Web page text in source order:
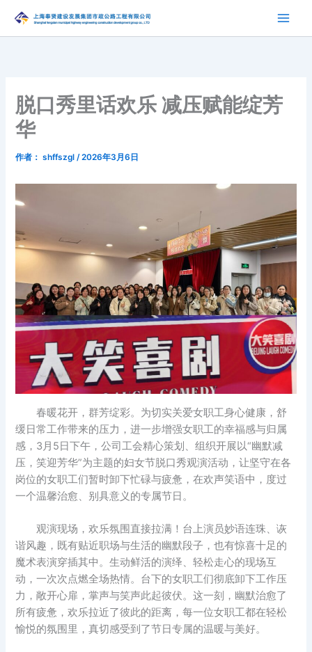
内
脱口秀里话欢乐 减压赋能绽芳
华
作者： shffszgl/2026年3月6日
春暖花开，群芳绽彩。为切实关爱女职工身心健康，舒
缓日常工作带来的压力，进一步增强女职工的幸福感与归属
感，3月5日下午，公司工会精心策划、组织开展以“幽默减
压，笑迎芳华”为主题的妇女节脱口秀观演活动，让坚守在各
岗位的女职工们暂时卸下忙碌与疲惫，在欢声笑语中，度过
一个温馨治愈、别具意义的专属节日。
观演现场，欢乐氛围直接拉满！台上演员妙语连珠、诙
谐风趣，既有贴近职场与生活的幽默段子，也有惊喜十足的
魔术表演穿插其中。生动鲜活的演绎、轻松走心的现场互
动，一次次点燃全场热情。台下的女职工们彻底卸下工作压
力，敞开心扉，掌声与笑声此起彼伏。这一刻，幽默治愈了
所有疲惫，欢乐拉近了彼此的距离，每一位女职工都在轻松
愉悦的氛围里，真切感受到了节日专属的温暖与美好。